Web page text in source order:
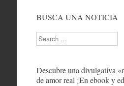
BUSCA UNA NOTICIA
Search
Descubre una divulgativa
de amor real ¡En ebook y